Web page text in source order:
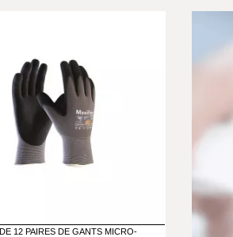
12 PAIRES DE GANTS MICRO-